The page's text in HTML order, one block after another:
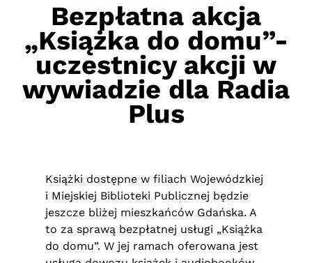
Bezpłatna akcja
„Książka do domu”-
uczestnicy akcji w
wywiadzie dla Radia
Plus
Książki dostępne w filiach Wojewódzkiej
i Miejskiej Biblioteki Publicznej będzie
jeszcze bliżej mieszkańców Gdańska. A
to za sprawą bezpłatnej usługi „Książka
do domu”. W jej ramach oferowana jest